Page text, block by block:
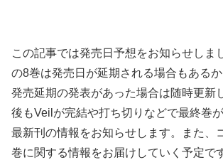
この記事では発売日予想をお知らせしま
の8巻は発売日が延期される場合もあるか
発売延期の発表があった場合は随時更新
後もVeilが完結や打ち切りなどで最終巻
最新刊の情報をお知らせします。また、
巻に関する情報をお届けしていく予定で